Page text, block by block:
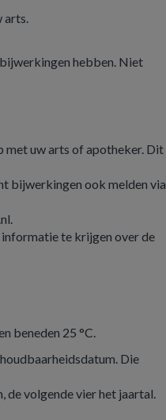
arts.
hebben. Niet
met uw arts of apotheker. Dit
bijwerkingen ook melden via
te krijgen over de
beneden 25 °C.
Die
de volgende vier het jaartal.